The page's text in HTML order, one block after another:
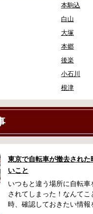
本駒込
白山
大塚
本郷
後楽
小石川
根津
東京で自転車が撤去された
いこと
いつもと違う場所に自転
されてしまった！なんてこ
時、確認しておきたい情